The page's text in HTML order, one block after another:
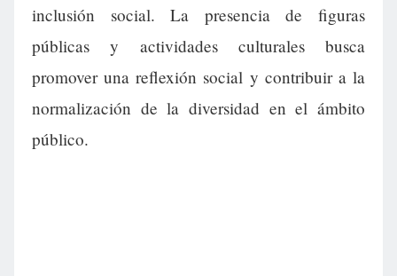
inclusión social. La presencia de figuras
públicas y actividades culturales busca
promover una reflexión social y contribuir a la
normalización de la diversidad en el ámbito
público.